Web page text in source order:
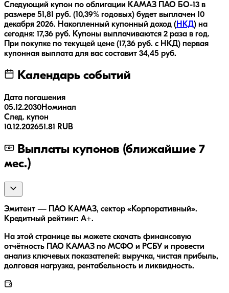
Следующий купон по облигации КАМАЗ ПАО БО-13 в
размере 51,81 руб. (10,39% годовых) будет выплачен 10
декабря 2026. Накопленный купонный доход (НКД) на
сегодня: 17,36 руб. Купоны выплачиваются 2 раза в год.
При покупке по текущей цене (17,36 руб. с НКД) первая
купонная выплата для вас составит 34,45 руб.
Календарь событий
Дата погашения
05.12.2030Номинал
След. купон
10.12.202651.81 RUB
Выплаты купонов (ближайшие 7
мес.)
Эмитент — ПАО КАМАЗ, сектор «Корпоративный».
Кредитный рейтинг: A+.
На этой странице вы можете скачать финансовую
отчётность ПАО КАМАЗ по МСФО и РСБУ и провести
анализ ключевых показателей: выручка, чистая прибыль,
долговая нагрузка, рентабельность и ликвидность.